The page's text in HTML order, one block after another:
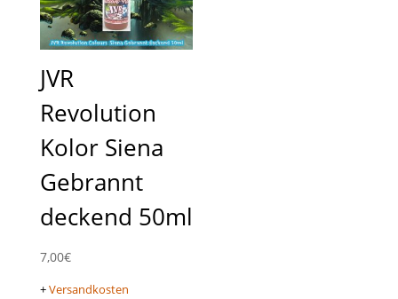
JVR
Revolution
Kolor Siena
Gebrannt
deckend 50ml
7,00€
+Versandkosten